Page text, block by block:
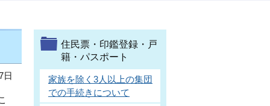
日
住民票・印鑑登録・戸
籍・パスポート
家族を除く3人以上の集団
での手続きについて